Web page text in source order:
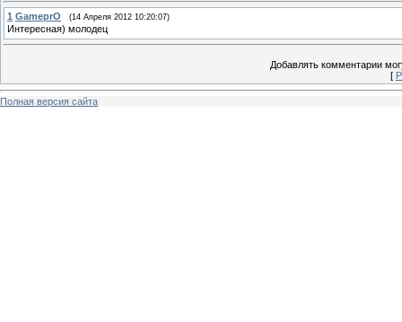
1 GameprO (14 Апреля 2012 10:20:07)
Интересная) молодец
Добавлять комментарии
[
Полная версия сайта